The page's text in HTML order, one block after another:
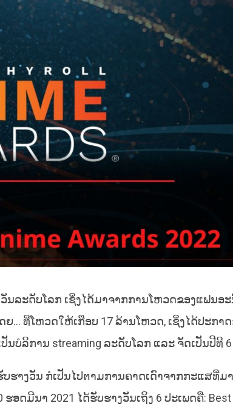
ລະດັບໂລກ ເຊິ່ງໄດ້ມາຈາກການໂຫວດຂອງແຟນອ
ຍ… ທີ່ໂຫວດໃຫ້ເກືອບ 17 ລ້ານໂຫວດ, ເຊິ່ງໄດ້ປະກາ
ປັນບໍລິການ streaming ລະດັບໂລກ ແລະ ຈັດເປັນປີທີ
ຮາງວັນ ກໍເປັນໄປຕາມການຄາດເດົາຈາກກະແສທີ່ມ
ອດມີນາ 2021 ໄດ້ຮັບຮາງວັນເຖິງ 6 ປະເພດຄື: Best